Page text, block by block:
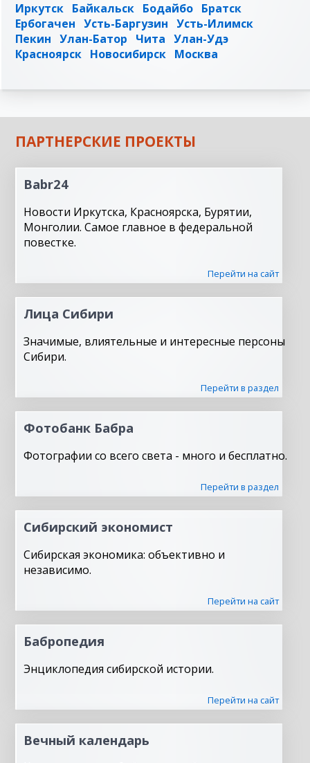
Иркутск Байкальск Бодайбо Братск
Ербогачен Усть-Баргузин Усть-Илимск
Пекин Улан-Батор Чита Улан-Удэ
Красноярск Новосибирск Москва
ПАРТНЕРСКИЕ ПРОЕКТЫ
Babr24
Новости Иркутска, Красноярска, Бурятии,
Монголии. Самое главное в федеральной
повестке.
Перейти на сайт
Лица Сибири
Значимые, влиятельные и интересные персоны
Сибири.
Перейти в раздел
Фотобанк Бабра
Фотографии со всего света - много и бесплатно.
Перейти в раздел
Сибирский экономист
Сибирская экономика: объективно и
независимо.
Перейти на сайт
Бабропедия
Энциклопедия сибирской истории.
Перейти на сайт
Вечный календарь